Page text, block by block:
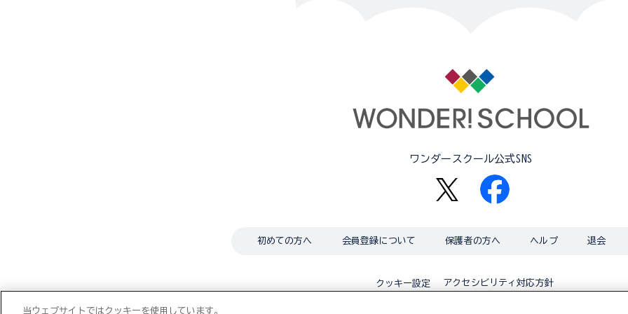
ワンダースクール公式SNS
初めての方へ 会員登録について 保護者の方へ ヘルプ 退会
クッキー設定 アクセシビリティ対応方針
当ウェブサイトではクッキーを使用しています。